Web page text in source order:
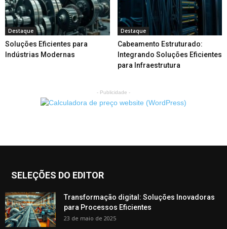
Destaque
Soluções Eficientes para
Indústrias Modernas
Destaque
Cabeamento Estruturado:
Integrando Soluções Eficientes
para Infraestrutura
- Publicidade -
SELEÇÕES DO EDITOR
Transformação digital: Soluções Inovadoras
para Processos Eficientes
23 de maio de 2025